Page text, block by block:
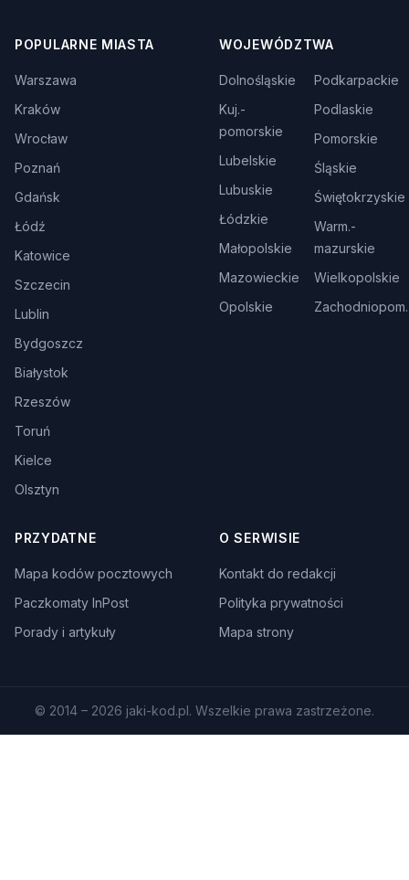
POPULARNE MIASTA
Warszawa
Kraków
Wrocław
Poznań
Gdańsk
Łódź
Katowice
Szczecin
Lublin
Bydgoszcz
Białystok
Rzeszów
Toruń
Kielce
Olsztyn
WOJEWÓDZTWA
Dolnośląskie
Kuj.-
pomorskie
Lubelskie
Lubuskie
Łódzkie
Małopolskie
Mazowieckie
Opolskie
Podkarpackie
Podlaskie
Pomorskie
Śląskie
Świętokrzyskie
Warm.-
mazurskie
Wielkopolskie
Zachodniopom.
PRZYDATNE
Mapa kodów pocztowych
Paczkomaty InPost
Porady i artykuły
O SERWISIE
Kontakt do redakcji
Polityka prywatności
Mapa strony
© 2014 – 2026 jaki-kod.pl. Wszelkie prawa zastrzeżone.